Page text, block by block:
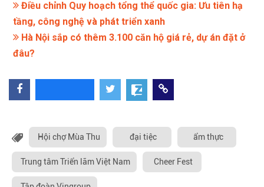
Điều chỉnh Quy hoạch tổng thể quốc gia: Ưu tiên hạ
tầng, công nghệ và phát triển xanh
Hà Nội sắp có thêm 3.100 căn hộ giá rẻ, dự án đặt ở
đâu?
Hội chợ Mùa Thu đại tiệc ẩm thực
Trung tâm Triển lãm Việt Nam Cheer Fest